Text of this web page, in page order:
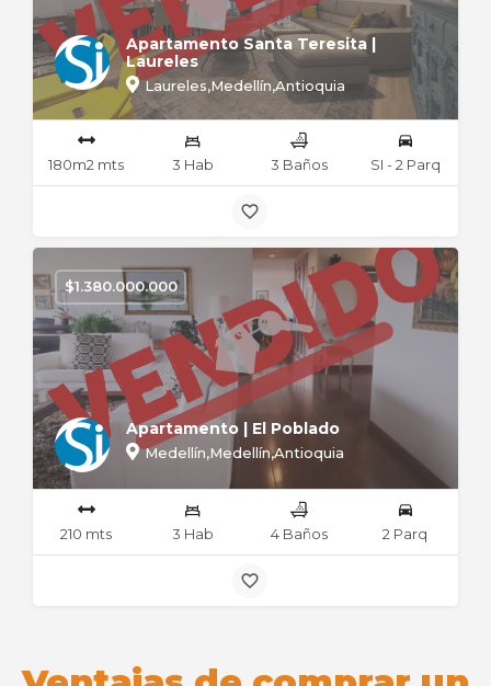
Apartamento Santa Teresita |
Laureles
Laureles,Medellín,Antioquia
180m2 mts 3 Hab 3 Baños SI - 2 Parq
Apartamento | El Poblado
Medellín,Medellín,Antioquia
$1.380.000.000
210 mts 3 Hab 4 Baños 2 Parq